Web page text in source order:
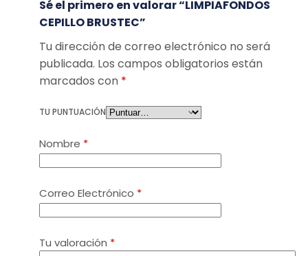
Sé el primero en valorar “LIMPIAFONDOS
CEPILLO BRUSTEC”
Tu dirección de correo electrónico no será
publicada. Los campos obligatorios están
marcados con *
TU PUNTUACIÓN
Nombre *
Correo Electrónico *
Tu valoración *